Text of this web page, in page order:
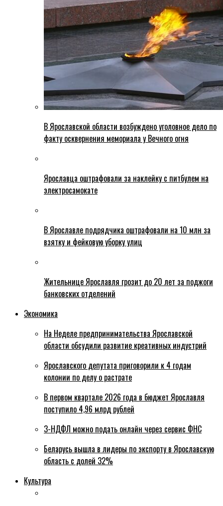
В Ярославской области возбуждено уголовное дело по
факту осквернения мемориала у Вечного огня
Ярославца оштрафовали за наклейку с питбулем на
электросамокате
В Ярославле подрядчика оштрафовали на 10 млн за
взятку и фейковую уборку улиц
Жительнице Ярославля грозит до 20 лет за поджоги
банковских отделений
Экономика
На Неделе предпринимательства Ярославской
области обсудили развитие креативных индустрий
Ярославского депутата приговорили к 4 годам
колонии по делу о растрате
В первом квартале 2026 года в бюджет Ярославля
поступило 4,96 млрд рублей
3-НДФЛ можно подать онлайн через сервис ФНС
Беларусь вышла в лидеры по экспорту в Ярославскую
область с долей 32%
Культура